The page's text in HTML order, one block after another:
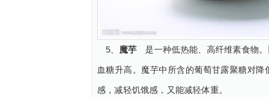
5、 魔芋 是一种低热能、高纤维素食物
血糖升高。魔芋中所含的葡萄甘露聚糖对
感，减轻饥饿感，又能减轻体重。